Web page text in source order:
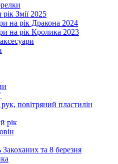
Змії 2025
на рік Дракона 2024
на рік Кролика 2023
повітряний пластилін
рік
та 8 березня